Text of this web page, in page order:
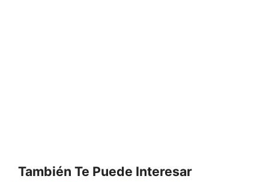
También Te Puede Interesar